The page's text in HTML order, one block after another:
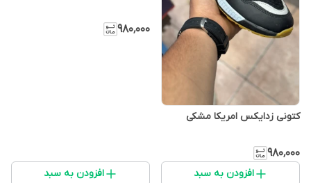
کتونی زدایکس امریکا مشکی
۹۸۰٬۰۰۰
افزودن به سبد
۹۸۰٬۰۰۰
افزودن به سبد